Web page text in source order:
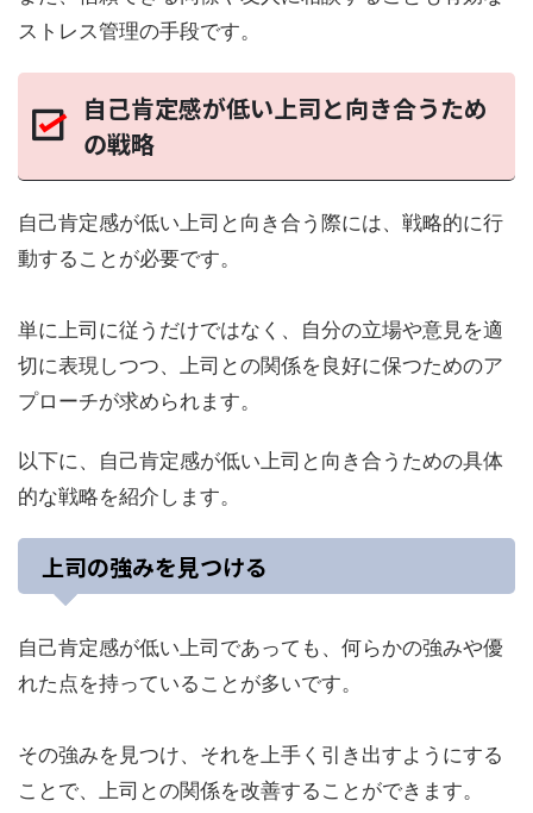
ストレス管理の手段です。
自己肯定感が低い上司と向き合うため
の戦略
自己肯定感が低い上司と向き合う際には、戦略的に行
動することが必要です。
単に上司に従うだけではなく、自分の立場や意見を適
切に表現しつつ、上司との関係を良好に保つためのア
プローチが求められます。
以下に、自己肯定感が低い上司と向き合うための具体
的な戦略を紹介します。
上司の強みを見つける
自己肯定感が低い上司であっても、何らかの強みや優
れた点を持っていることが多いです。
その強みを見つけ、それを上手く引き出すようにする
ことで、上司との関係を改善することができます。